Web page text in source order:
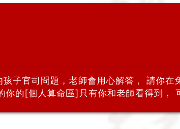
子官司問題，老師會用心解答， 請你在
你的[個人算命區]只有你和老師看得到，